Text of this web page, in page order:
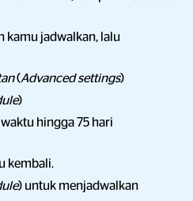
kamu jadwalkan, lalu
(Advanced settings)
)
hingga 75 hari
kembali.
) untuk menjadwalkan